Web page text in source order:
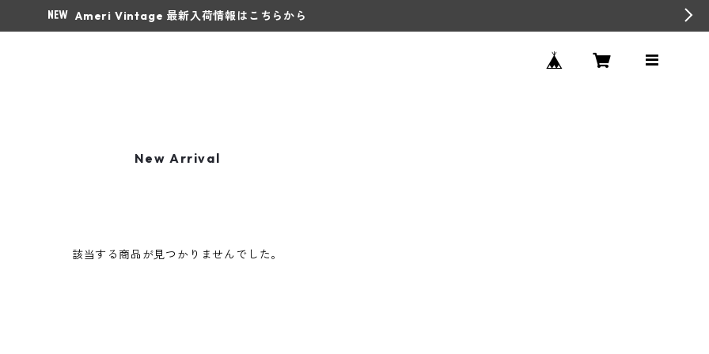
Ameri Vintage 最新入荷情報はこちらから
New Arrival
該当する商品が見つかりませんでした。